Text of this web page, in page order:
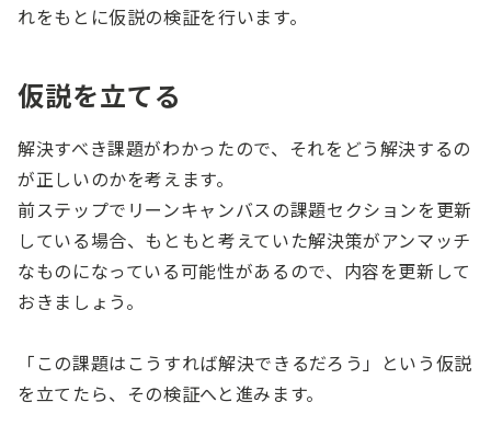
れをもとに仮説の検証を行います。
仮説を立てる
解決すべき課題がわかったので、それをどう解決するの
が正しいのかを考えます。
前ステップでリーンキャンバスの課題セクションを更新
している場合、もともと考えていた解決策がアンマッチ
なものになっている可能性があるので、内容を更新して
おきましょう。
「この課題はこうすれば解決できるだろう」という仮説
を立てたら、その検証へと進みます。